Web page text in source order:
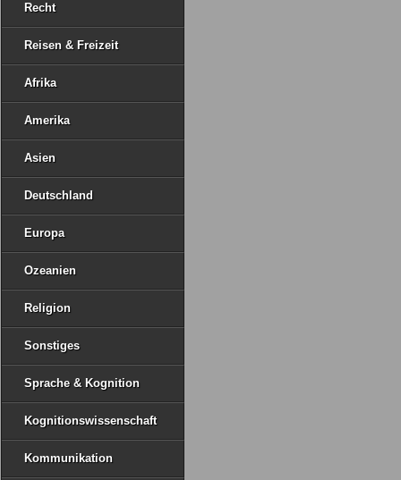
Recht
Reisen & Freizeit
Afrika
Amerika
Asien
Deutschland
Europa
Ozeanien
Religion
Sonstiges
Sprache & Kognition
Kognitionswissenschaft
Kommunikation